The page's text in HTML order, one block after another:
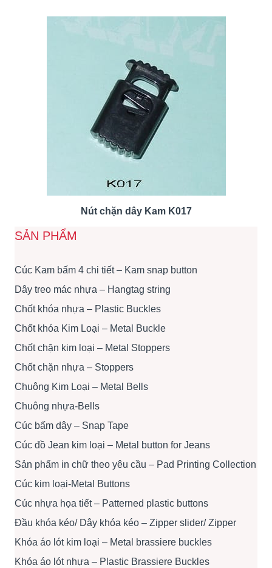
Nút chặn dây Kam K017
SẢN PHẨM
Cúc Kam bấm 4 chi tiết – Kam snap button
Dây treo mác nhựa – Hangtag string
Chốt khóa nhựa – Plastic Buckles
Chốt khóa Kim Loại – Metal Buckle
Chốt chặn kim loại – Metal Stoppers
Chốt chặn nhựa – Stoppers
Chuông Kim Loại – Metal Bells
Chuông nhựa-Bells
Cúc bấm dây – Snap Tape
Cúc đồ Jean kim loại – Metal button for Jeans
Sản phẩm in chữ theo yêu cầu – Pad Printing Collection
Cúc kim loại-Metal Buttons
Cúc nhựa họa tiết – Patterned plastic buttons
Đầu khóa kéo/ Dây khóa kéo – Zipper slider/ Zipper
Khóa áo lót kim loại – Metal brassiere buckles
Khóa áo lót nhựa – Plastic Brassiere Buckles